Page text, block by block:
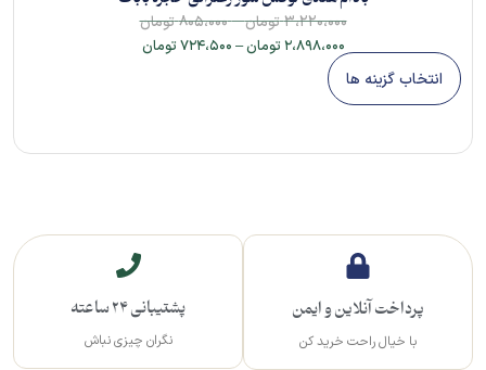
۳،۲۲۰،۰۰۰تومان–۸۰۵،۰۰۰تومان
۲،۸۹۸،۰۰۰ تومان– ۷۲۴،۵۰۰ تومان
انتخاب گزینه ها
پرداخت آنلاین و ایمن
با خیال راحت خرید کن
پشتیبانی 24 ساعته
نگران چیزی نباش